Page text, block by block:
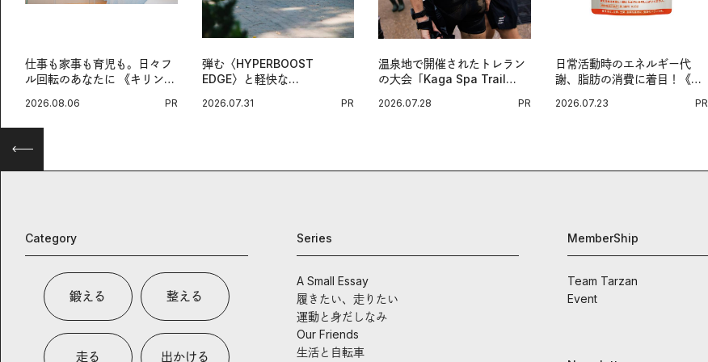
仕事も家事も育児も。日々フ
ル回転のあなたに 《キリン
慣。
2026.08.06 PR
弾む〈HYPERBOOST
EDGE〉と軽快な
に寄り添うアディダスが打ち
2026.07.31 PR
温泉地で開催されたトレラン
の大会「Kaga Spa Trail
UTMB」。本戦を夢見るラン
2026.07.28 PR
日常活動時のエネルギー代
謝、脂肪の消費に着目！《メ
体メンテ習慣。
2026.07.23 PR
Category
鍛える 整える
走る 出かける
Series
A Small Essay
履きたい、走りたい
運動と身だしなみ
Our Friends
生活と自転車
MemberShip
Team Tarzan
Event